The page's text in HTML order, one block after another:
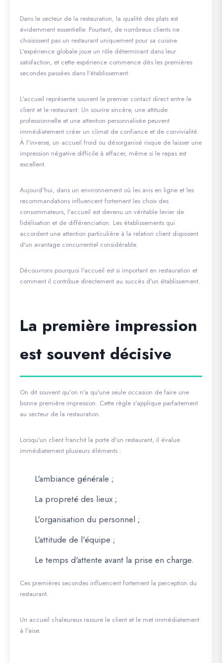
Dans le secteur de la restauration, la qualité des plats est
évidemment essentielle. Pourtant, de nombreux clients ne
choisissent pas un restaurant uniquement pour sa cuisine.
L'expérience globale joue un rôle déterminant dans leur
satisfaction, et cette expérience commence dès les premières
secondes passées dans l'établissement.
L'accueil représente souvent le premier contact direct entre le
client et le restaurant. Un sourire sincère, une attitude
professionnelle et une attention personnalisée peuvent
immédiatement créer un climat de confiance et de convivialité.
À l'inverse, un accueil froid ou désorganisé risque de laisser une
impression négative difficile à effacer, même si le repas est
excellent.
Aujourd'hui, dans un environnement où les avis en ligne et les
recommandations influencent fortement les choix des
consommateurs, l'accueil est devenu un véritable levier de
fidélisation et de différenciation. Les établissements qui
accordent une attention particulière à la relation client disposent
d'un avantage concurrentiel considérable.
Découvrons pourquoi l'accueil est si important en restauration et
comment il contribue directement au succès d'un établissement.
La première impression
est souvent décisive
On dit souvent qu'on n'a qu'une seule occasion de faire une
bonne première impression. Cette règle s'applique parfaitement
au secteur de la restauration.
Lorsqu'un client franchit la porte d'un restaurant, il évalue
immédiatement plusieurs éléments :
L'ambiance générale ;
La propreté des lieux ;
L'organisation du personnel ;
L'attitude de l'équipe ;
Le temps d'attente avant la prise en charge.
Ces premières secondes influencent fortement la perception du
restaurant.
Un accueil chaleureux rassure le client et le met immédiatement
à l'aise.